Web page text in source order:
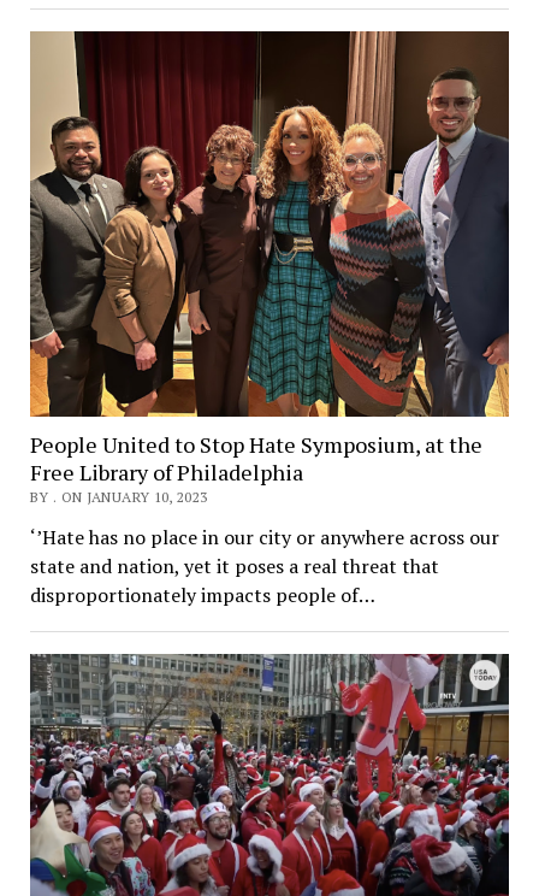
People United to Stop Hate Symposium, at the
Free Library of Philadelphia
BY . ON JANUARY 10, 2023
‘’Hate has no place in our city or anywhere across our
state and nation, yet it poses a real threat that
disproportionately impacts people of…